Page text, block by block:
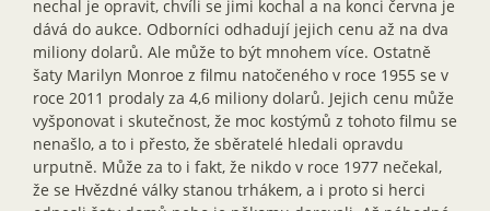
nechal je opravit, chvíli se jimi kochal a na konci června je
dává do aukce. Odborníci odhadují jejich cenu až na dva
miliony dolarů. Ale může to být mnohem více. Ostatně
šaty Marilyn Monroe z filmu natočeného v roce 1955 se v
roce 2011 prodaly za 4,6 miliony dolarů. Jejich cenu může
vyšponovat i skutečnost, že moc kostýmů z tohoto filmu se
nenašlo, a to i přesto, že sběratelé hledali opravdu
urputně. Může za to i fakt, že nikdo v roce 1977 nečekal,
že se Hvězdné války stanou trhákem, a i proto si herci